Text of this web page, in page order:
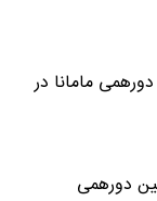
مامانا در
دورهمی